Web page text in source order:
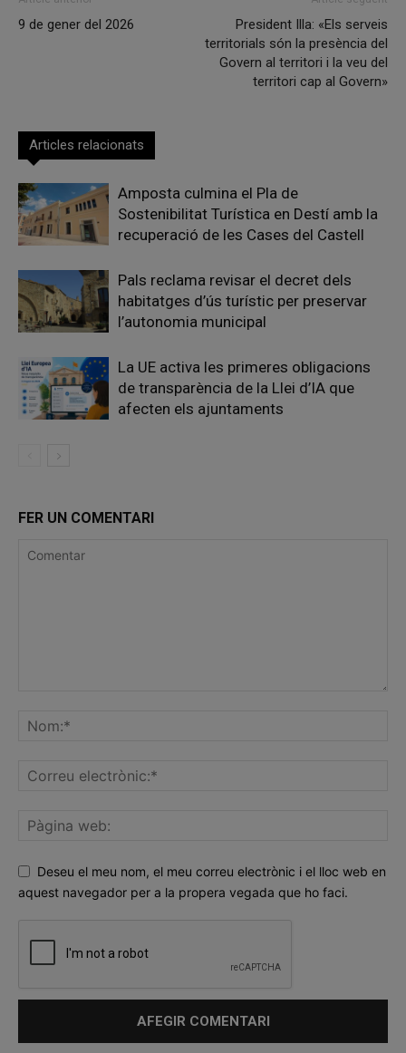
9 de gener del 2026
President Illa: «Els serveis
territorials són la presència del
Govern al territori i la veu del
territori cap al Govern»
Articles relacionats
Amposta culmina el Pla de
Sostenibilitat Turística en Destí amb la
recuperació de les Cases del Castell
Pals reclama revisar el decret dels
habitatges d’ús turístic per preservar
l’autonomia municipal
La UE activa les primeres obligacions
de transparència de la Llei d’IA que
afecten els ajuntaments
FER UN COMENTARI
Deseu el meu nom, el meu correu electrònic i el lloc web en
aquest navegador per a la propera vegada que ho faci.